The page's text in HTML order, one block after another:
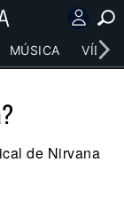
MÚSICA
de Nirvana